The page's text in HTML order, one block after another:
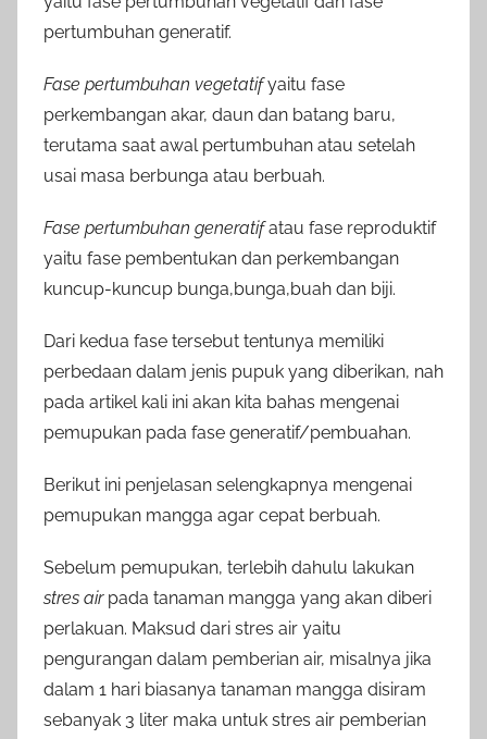
pertumbuhan generatif.
Fase pertumbuhan vegetatifyaitu fase
perkembangan akar, daun dan batang baru,
terutama saat awal pertumbuhan atau setelah
usai masa berbunga atau berbuah.
Fase pertumbuhan generatifatau fase reproduktif
yaitu fase pembentukan dan perkembangan
kuncup-kuncup bunga,bunga,buah dan biji.
Dari kedua fase tersebut tentunya memiliki
perbedaan dalam jenis pupuk yang diberikan, nah
pada artikel kali ini akan kita bahas mengenai
pemupukan pada fase generatif/pembuahan.
Berikut ini penjelasan selengkapnya mengenai
pemupukan mangga agar cepat berbuah.
Sebelum pemupukan, terlebih dahulu lakukan
stres airpada tanaman mangga yang akan diberi
perlakuan. Maksud dari stres air yaitu
pengurangan dalam pemberian air, misalnya jika
dalam 1 hari biasanya tanaman mangga disiram
sebanyak 3 liter maka untuk stres air pemberian